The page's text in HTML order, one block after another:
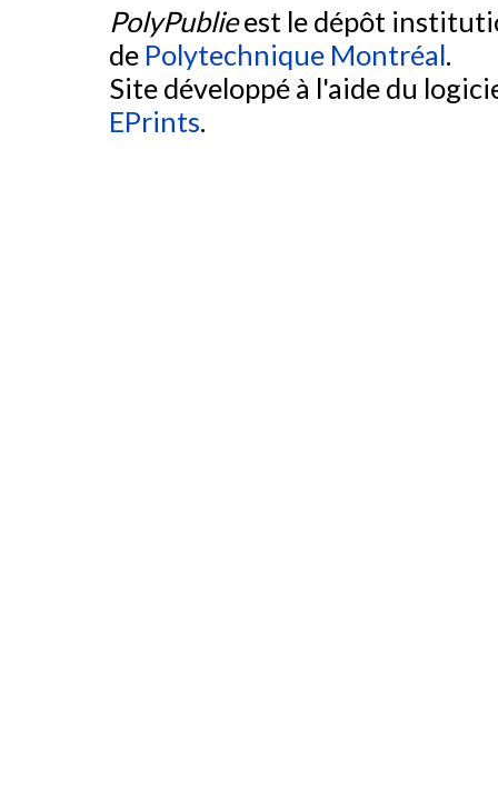
PolyPublieest le dépôt
de Polytechnique Montréal.
Site développé à l'aide du
EPrints.